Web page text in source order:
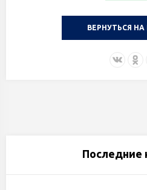
ВЕРНУТЬСЯ
Последние